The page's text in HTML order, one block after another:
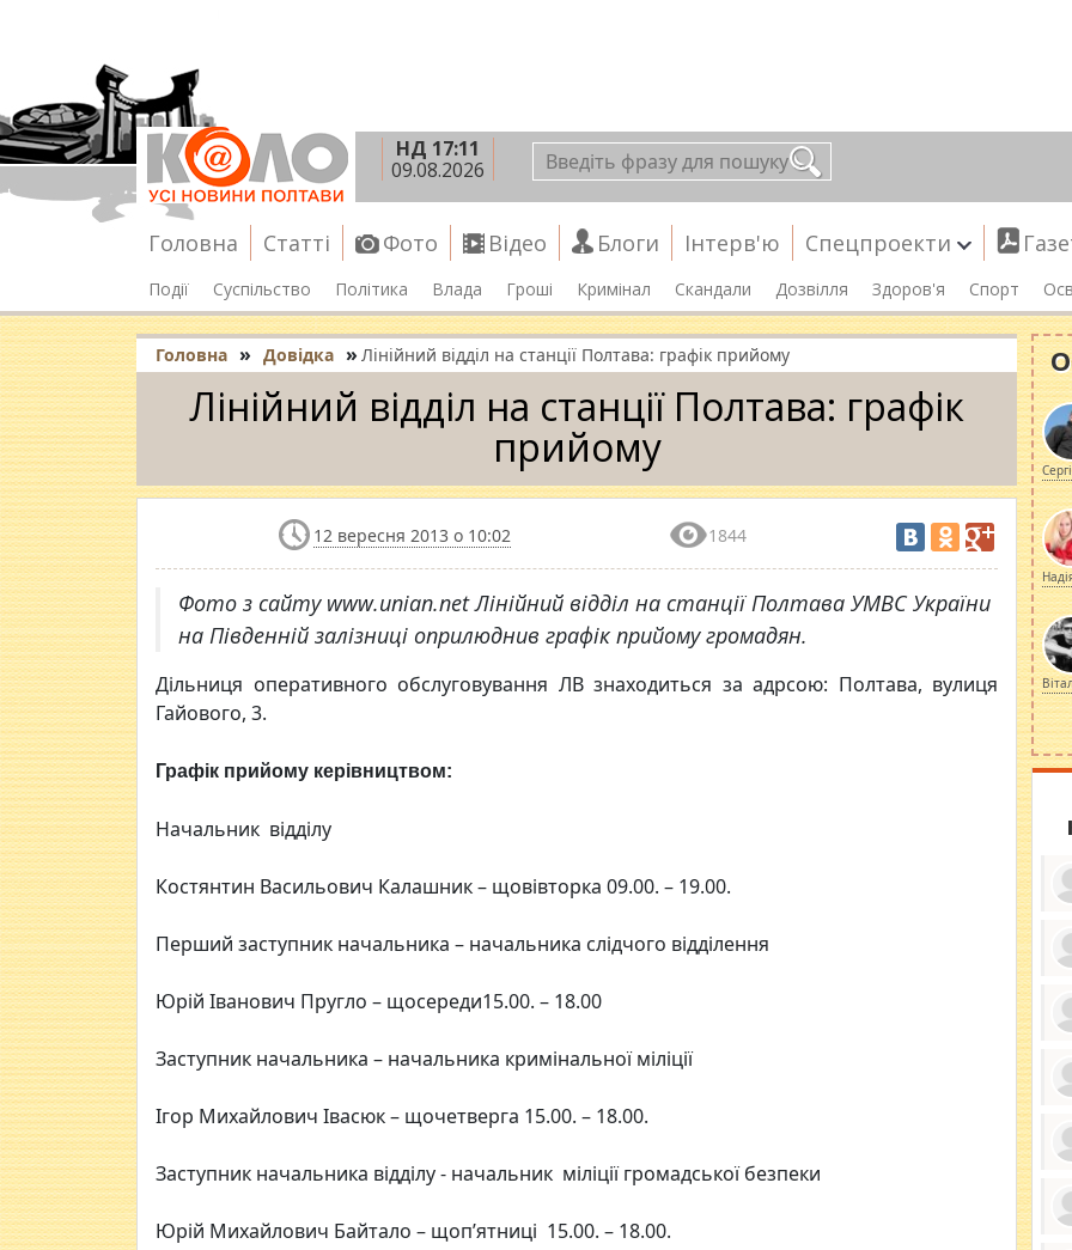
НД 17:11
09.08.2026
Головна Статті Фото Відео Блоги Інтерв'ю Спецпроекти
Події Суспільство Політика Влада Гроші Кримінал Скандали Дозвілля Здоров'я Спорт
Головна » Довідка » Лiнiйний вiддiл на станції Полтава: графік прийому
Лiнiйний вiддiл на станції Полтава: графік
прийому
12 вересня 2013 о 10:02 1844
Фото з сайту www.unian.net Лінійний відділ на станції Полтава УМВС України
на Пiвденнiй залiзницi оприлюднив графік прийому громадян.
Дiльниця оперативного обслуговування ЛВ знаходиться за адрсою: Полтава, вулиця
Гайового, 3.
Графік прийому керівництвом:
Начальник відділу
Костянтин Васильович Калашник – щовівторка 09.00. – 19.00.
Перший заступник начальника – начальника слідчого відділення
Юрій Іванович Пругло – щосереди15.00. – 18.00
Заступник начальника – начальника кримінальної міліції
Ігор Михайлович Івасюк – щочетверга 15.00. – 18.00.
Заступник начальника відділу - начальник міліції громадської безпеки
Юрій Михайлович Байтало – щоп’ятниці 15.00. – 18.00.